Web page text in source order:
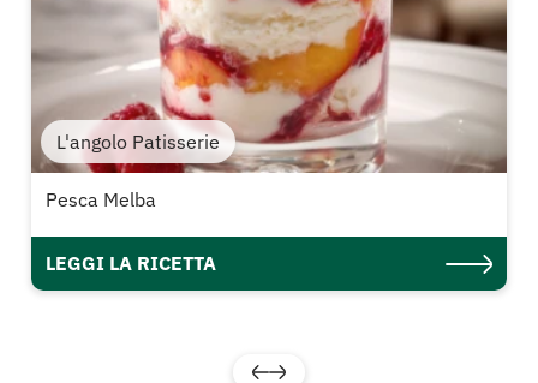
L'angolo Patisserie
Pesca Melba
LEGGI LA RICETTA